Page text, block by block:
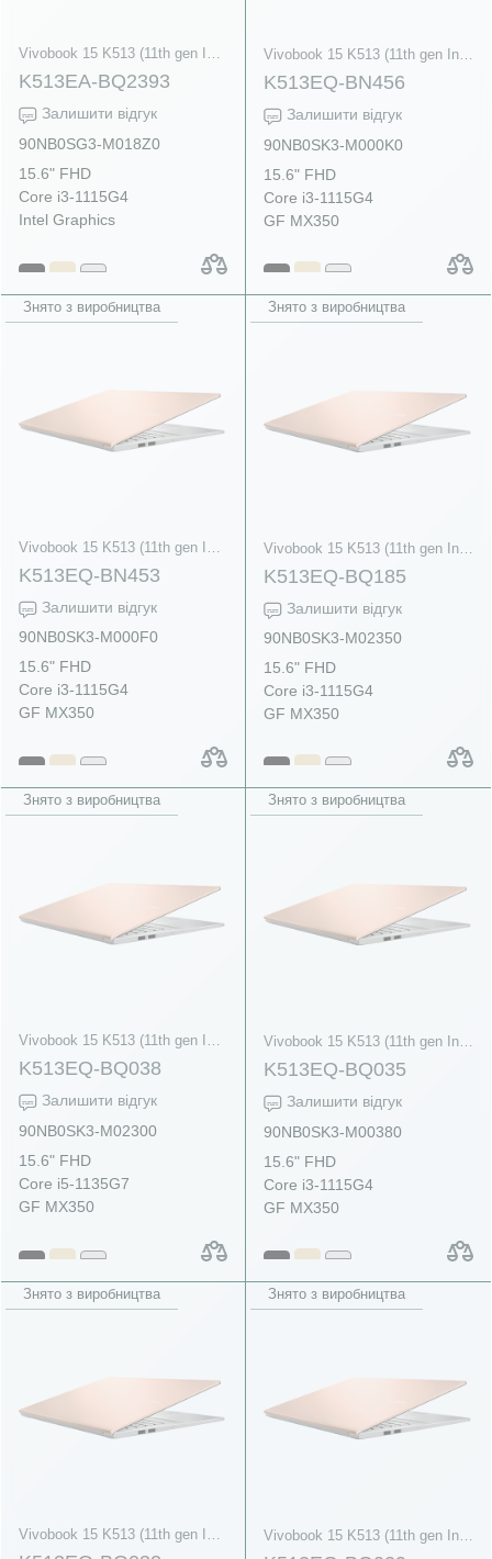
Vivobook 15 K513 (11th gen Intel)
K513EA-BQ2393
Залишити відгук
90NB0SG3-M018Z0
15.6" FHD
Core i3-1115G4
Intel Graphics
Vivobook 15 K513 (11th gen Intel)
K513EQ-BN456
Залишити відгук
90NB0SK3-M000K0
15.6" FHD
Core i3-1115G4
GF MX350
Знято з виробництва
K513EQ-BN453
Залишити відгук
90NB0SK3-M000F0
15.6" FHD
Core i3-1115G4
GF MX350
Знято з виробництва
K513EQ-BQ185
Залишити відгук
90NB0SK3-M02350
15.6" FHD
Core i3-1115G4
GF MX350
Знято з виробництва
Vivobook 15 K513 (11th gen Intel)
K513EQ-BQ038
Залишити відгук
90NB0SK3-M02300
15.6" FHD
Core i5-1135G7
GF MX350
Знято з виробництва
Vivobook 15 K513 (11th gen Intel)
K513EQ-BQ035
Залишити відгук
90NB0SK3-M00380
15.6" FHD
Core i3-1115G4
GF MX350
Знято з виробництва
Vivobook 15 K513 (11th gen Intel)
Знято з виробництва
Vivobook 15 K513 (11th gen Intel)